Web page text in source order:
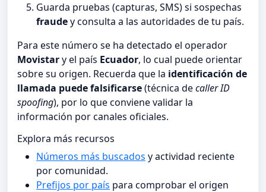
Guarda pruebas (capturas, SMS) si sospechas
fraudey consulta a las autoridades de tu país.
Para este número se ha detectado el operador
Movistary el país Ecuador, lo cual puede orientar
sobre su origen. Recuerda que la identificación de
llamada puede falsificarse(técnica decaller ID
spoofing), por lo que conviene validar la
información por canales oficiales.
Explora más recursos
Números más buscados y actividad reciente
por comunidad.
Prefijos por país para comprobar el origen